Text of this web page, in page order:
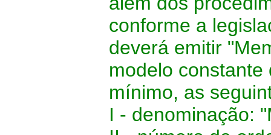
conforme a
deverá emitir
modelo constante
mínimo, as
I - denominação: